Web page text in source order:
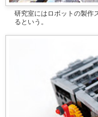
研究室にはロボットの製作
るという。